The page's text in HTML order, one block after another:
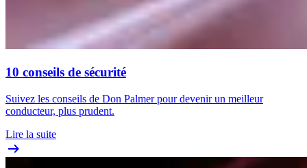
10 conseils de sécurité
Suivez les conseils de Don Palmer pour devenir un meilleur
conducteur, plus prudent.
Lire la suite